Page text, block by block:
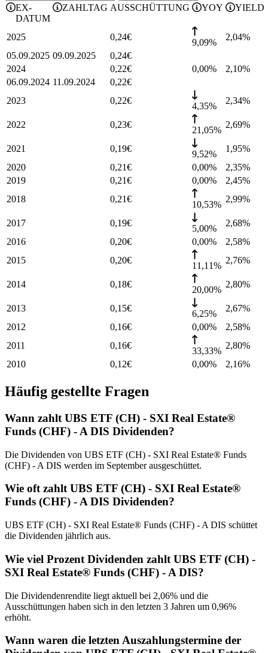
EX-
DATUM
ZAHLTAG AUSSCHÜTTUNG YOY YIELD
2025 0,24€
9,09%
2,04%
05.09.2025 09.09.2025 0,24€
2024
0,22€ 0,00% 2,10%
06.09.2024 11.09.2024 0,22€
2023
0,22€
4,35%
2,34%
2022 0,23€
21,05%
2,69%
2021 0,19€
9,52%
1,95%
2020
0,21€ 0,00% 2,35%
2019
0,21€ 0,00% 2,45%
2018
0,21€
10,53%
2,99%
2017 0,19€
5,00%
2,68%
2016
0,20€ 0,00% 2,58%
2015
0,20€
11,11%
2,76%
2014 0,18€
20,00%
2,80%
2013 0,15€
6,25%
2,67%
2012
0,16€ 0,00% 2,58%
2011
0,16€
33,33%
2,80%
2010
0,12€ 0,00% 2,16%
Häufig gestellte Fragen
Wann zahlt UBS ETF (CH) - SXI Real Estate®
Funds (CHF) - A DIS Dividenden?
Die Dividenden von UBS ETF (CH) - SXI Real Estate® Funds
(CHF) - A DIS werden im September ausgeschüttet.
Wie oft zahlt UBS ETF (CH) - SXI Real Estate®
Funds (CHF) - A DIS Dividenden?
UBS ETF (CH) - SXI Real Estate® Funds (CHF) - A DIS schüttet
die Dividenden jährlich aus.
Wie viel Prozent Dividenden zahlt UBS ETF (CH) -
SXI Real Estate® Funds (CHF) - A DIS?
Die Dividendenrendite liegt aktuell bei 2,06% und die
Ausschüttungen haben sich in den letzten 3 Jahren um 0,96%
erhöht.
Wann waren die letzten Auszahlungstermine der